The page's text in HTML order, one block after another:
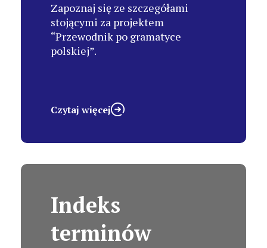
Zapoznaj się ze szczegółami
stojącymi za projektem
“Przewodnik po gramatyce
polskiej”.
Czytaj więcej
Indeks
terminów